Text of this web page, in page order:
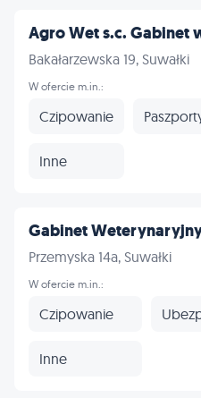
Agro Wet s.c. Gabinet
Bakałarzewska 19, Suwałki
W ofercie m.in.:
Czipowanie
Inne
Gabinet Weterynaryjny
Przemyska 14a, Suwałki
W ofercie m.in.:
Czipowanie
Inne